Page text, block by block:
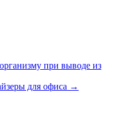
при выводе из
для офиса →